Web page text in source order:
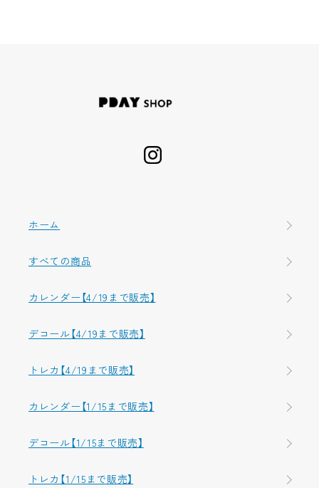
ホーム
すべての商品
カレンダー【4/19まで販売】
デコール【4/19まで販売】
トレカ【4/19まで販売】
カレンダー【1/15まで販売】
デコール【1/15まで販売】
トレカ【1/15まで販売】